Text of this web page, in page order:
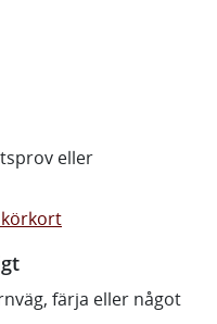
eller
färja eller något